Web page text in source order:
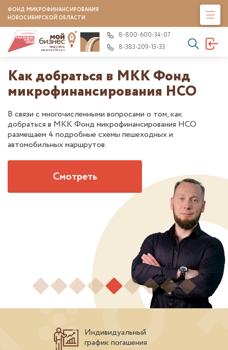
ФОНД МИКРОФИНАНСИРОВАНИЯ
НОВОСИБИРСКОЙ ОБЛАСТИ
8-800-600-34-07
8-383-209-13-33
Как добраться в МКК Фонд
микрофинансирования НСО
В связи с многочисленными вопросами о том, как
добраться в МКК Фонд микрофинансирования НСО
размещаем 4 подробные схемы пешеходных и
автомобильных маршрутов.
Смотреть
Индивидуальный
график погашения